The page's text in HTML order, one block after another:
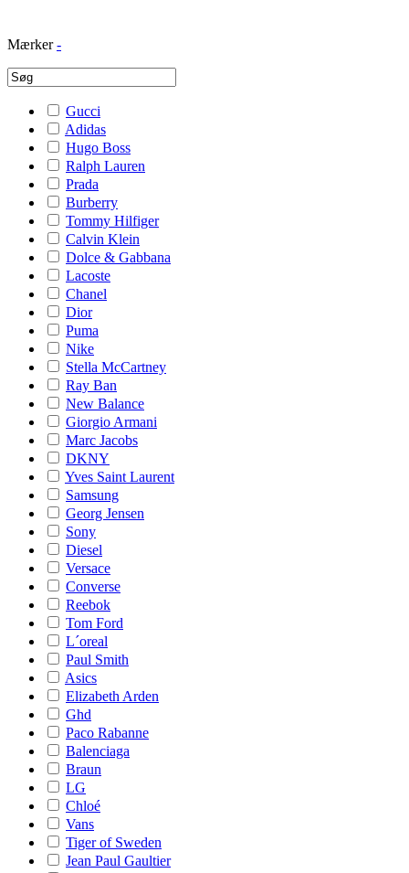
Mærker -
Gucci
Adidas
Hugo Boss
Ralph Lauren
Prada
Burberry
Tommy Hilfiger
Calvin Klein
Dolce & Gabbana
Lacoste
Chanel
Dior
Puma
Nike
Stella McCartney
Ray Ban
New Balance
Giorgio Armani
Marc Jacobs
DKNY
Yves Saint Laurent
Samsung
Georg Jensen
Sony
Diesel
Versace
Converse
Reebok
Tom Ford
L´oreal
Paul Smith
Asics
Elizabeth Arden
Ghd
Paco Rabanne
Balenciaga
Braun
LG
Chloé
Vans
Tiger of Sweden
Jean Paul Gaultier